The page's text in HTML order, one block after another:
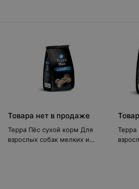
Товара нет в продаже
Терра Пёс сухой корм Для
взрослых собак мелких и
Терра